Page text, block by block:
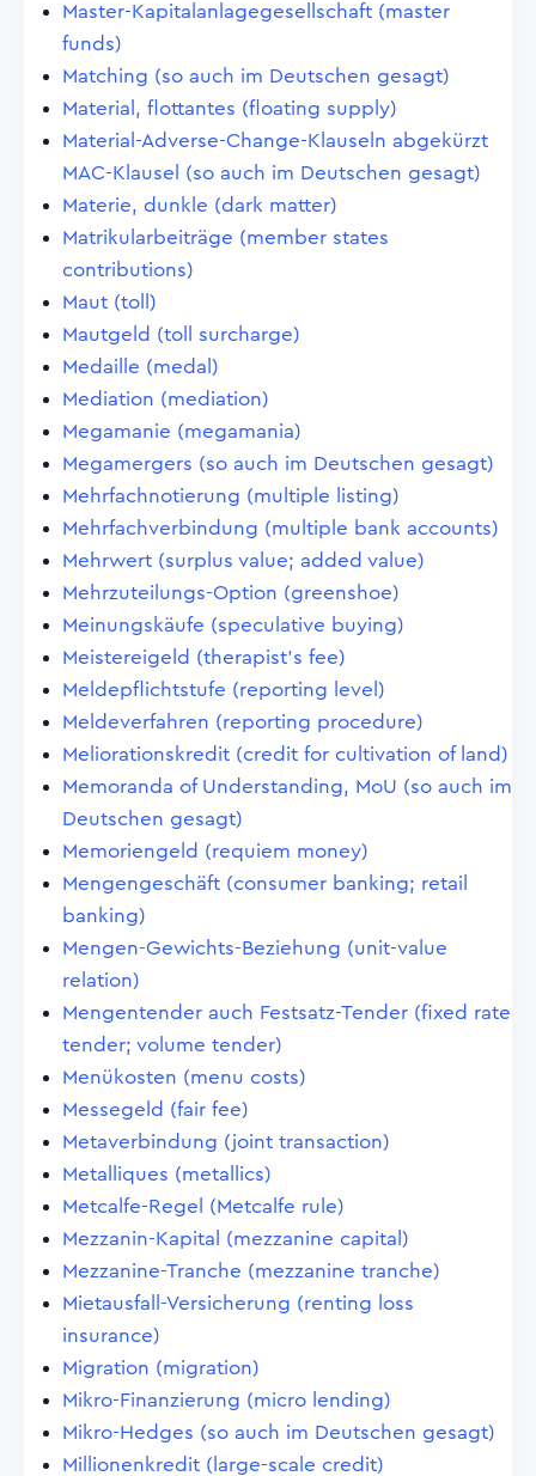
Master-Kapitalanlagegesellschaft (master
funds)
Matching (so auch im Deutschen gesagt)
Material, flottantes (floating supply)
Material-Adverse-Change-Klauseln abgekürzt
MAC-Klausel (so auch im Deutschen gesagt)
Materie, dunkle (dark matter)
Matrikularbeiträge (member states
contributions)
Maut (toll)
Mautgeld (toll surcharge)
Medaille (medal)
Mediation (mediation)
Megamanie (megamania)
Megamergers (so auch im Deutschen gesagt)
Mehrfachnotierung (multiple listing)
Mehrfachverbindung (multiple bank accounts)
Mehrwert (surplus value; added value)
Mehrzuteilungs-Option (greenshoe)
Meinungskäufe (speculative buying)
Meistereigeld (therapist's fee)
Meldepflichtstufe (reporting level)
Meldeverfahren (reporting procedure)
Meliorationskredit (credit for cultivation of land)
Memoranda of Understanding, MoU (so auch im
Deutschen gesagt)
Memoriengeld (requiem money)
Mengengeschäft (consumer banking; retail
banking)
Mengen-Gewichts-Beziehung (unit-value
relation)
Mengentender auch Festsatz-Tender (fixed rate
tender; volume tender)
Menükosten (menu costs)
Messegeld (fair fee)
Metaverbindung (joint transaction)
Metalliques (metallics)
Metcalfe-Regel (Metcalfe rule)
Mezzanin-Kapital (mezzanine capital)
Mezzanine-Tranche (mezzanine tranche)
Mietausfall-Versicherung (renting loss
insurance)
Migration (migration)
Mikro-Finanzierung (micro lending)
Mikro-Hedges (so auch im Deutschen gesagt)
Millionenkredit (large-scale credit)